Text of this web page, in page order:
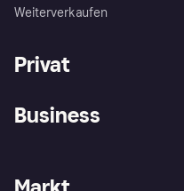
Weiterverkaufen
Privat
Klarna App
Business
Händlerportal